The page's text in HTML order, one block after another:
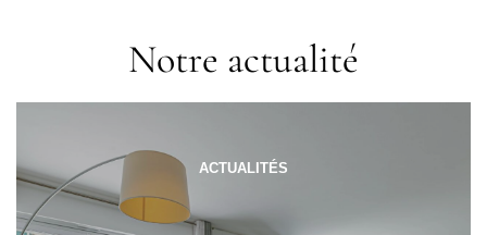
Notre actualité
ACTUALITÉS